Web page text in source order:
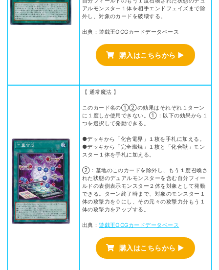
アルモンスター１体を相手エンドフェイズまで除
外し、対象のカードを破壊する。
出典：遊戯王OCGカードデータベース
購入はこちらから ▶
【 通常魔法 】
このカード名の①②の効果はそれぞれ１ターン
に１度しか使用できない。①：以下の効果から１
つを選択して発動できる。
●デッキから「化合電界」１枚を手札に加える。
●デッキから「完全燃焼」１枚と「化合獣」モン
スター１体を手札に加える。
②：墓地のこのカードを除外し、もう１度召喚さ
れた状態のデュアルモンスターを含む自分フィー
ルドの表側表示モンスター２体を対象として発動
できる。ターン終了時まで、対象のモンスター１
体の攻撃力を０にし、その元々の攻撃力分もう１
体の攻撃力をアップする。
出典：遊戯王OCGカードデータベース
購入はこちらから ▶